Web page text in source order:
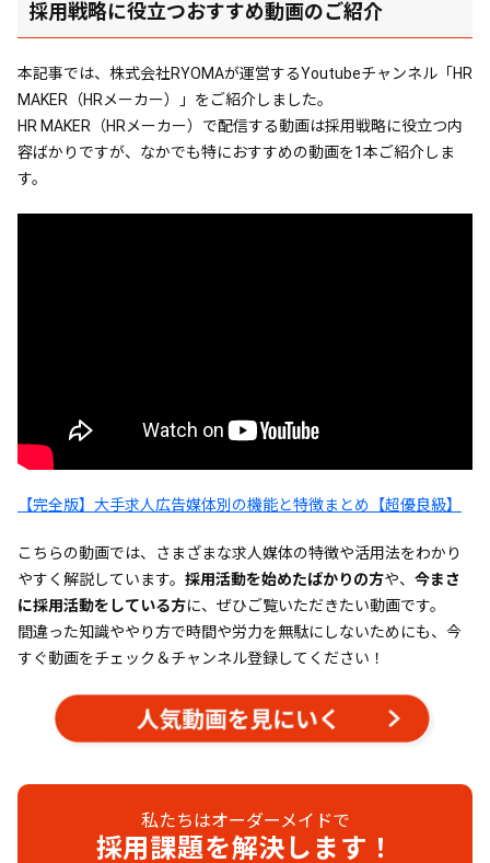
採用戦略に役立つおすすめ動画のご紹介
本記事では、株式会社RYOMAが運営するYoutubeチャンネル「HR
MAKER（HRメーカー）」をご紹介しました。
HR MAKER（HRメーカー）で配信する動画は採用戦略に役立つ内
容ばかりですが、なかでも特におすすめの動画を1本ご紹介しま
す。
【完全版】大手求人広告媒体別の機能と特徴まとめ【超優良級】
こちらの動画では、さまざまな求人媒体の特徴や活用法をわかり
やすく解説しています。 採用活動を始めたばかりの方や、 今まさ
に採用活動をしている方に、ぜひご覧いただきたい動画です。
間違った知識ややり方で時間や労力を無駄にしないためにも、今
すぐ動画をチェック＆チャンネル登録してください！
私たちはオーダーメイドで
採用課題を解決します！